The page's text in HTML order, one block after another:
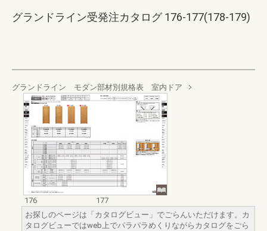
グランドライン受発注カタログ 176-177(178-179)
グランドライン モダン部材別規格表 室内ドア
176
177
お探しのページは「カタログビュー」でごらんいただけます。カ
タログビューではweb上でパラパラめくりながらカタログをごら